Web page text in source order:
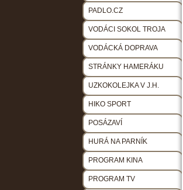
PADLO.CZ
VODÁCI SOKOL TROJA
VODÁCKÁ DOPRAVA
STRÁNKY HAMERÁKU
UZKOKOLEJKA V J.H.
HIKO SPORT
POSÁZAVÍ
HURÁ NA PARNÍK
PROGRAM KINA
PROGRAM TV